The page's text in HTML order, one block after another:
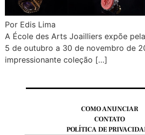
Por Edis
A École des Arts Joailliers expõe
5 de outubro a 30 de novembro de
impressionante coleção […]
COMO ANUNCIAR
CONTATO
POLÍTICA DE